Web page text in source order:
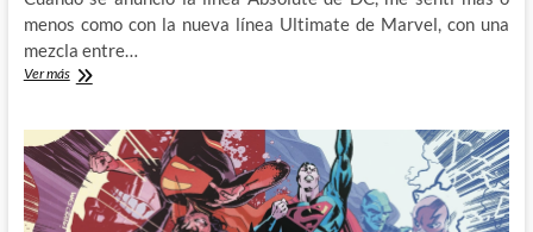
menos como con la nueva línea Ultimate de Marvel, con una
mezcla entre…
Ver másSorpresa
Absolute
Wonder
Woman
de
Thompson,